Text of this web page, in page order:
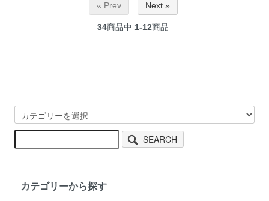
« Prev Next »
34商品中 1-12商品
SEARCH
カテゴリーから探す